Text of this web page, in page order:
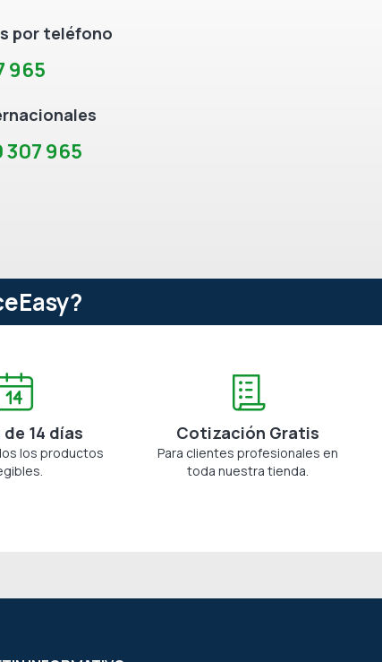
por teléfono
965
307 965
14 días
los productos
Cotización Gratis
Para clientes profesionales en
toda nuestra tienda.